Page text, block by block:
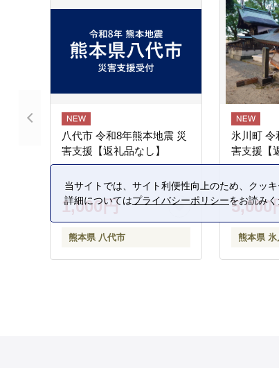
八代市 令和8年熊本地震 災
害支援【返礼品なし】
1,000円
熊本県 八代市
氷川町 令
害支援【
5,000
熊本県 氷
当サイトでは、サイト利便性向上のため、クッ
詳細についてはプライバシーポリシーをお読みく